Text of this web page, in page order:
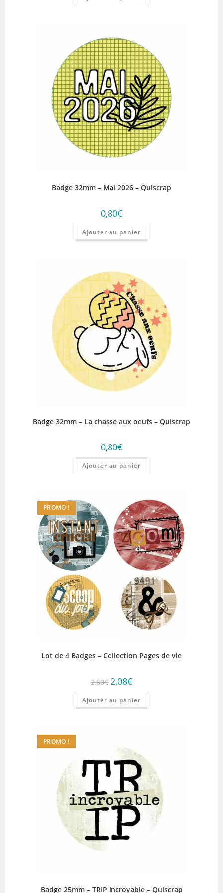
Badge 32mm – Mai 2026 – Quiscrap
0,80€
Ajouter au panier
Badge 32mm – La chasse aux oeufs – Quiscrap
0,80€
Ajouter au panier
PROMO !
Lot de 4 Badges – Collection Pages de vie
2,60€ Le
prix
initial
était :
2,60€.
2,08€Le
prix
actuel
est :
2,08€.
Ajouter au panier
PROMO !
Badge 25mm – TRIP incroyable – Quiscrap